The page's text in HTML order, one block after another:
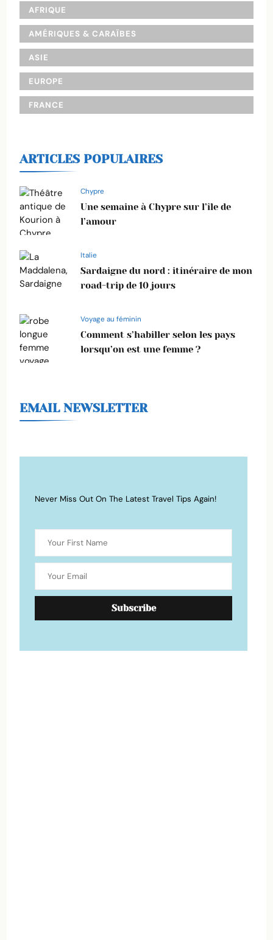
AFRIQUE
AMÉRIQUES & CARAÏBES
ASIE
EUROPE
FRANCE
ARTICLES POPULAIRES
Chypre
Une semaine à Chypre sur l’île de
l’amour
Italie
Sardaigne du nord : itinéraire de mon
road-trip de 10 jours
Voyage au féminin
Comment s’habiller selon les pays
lorsqu’on est une femme ?
EMAIL NEWSLETTER
Never Miss Out On The Latest Travel Tips Again!